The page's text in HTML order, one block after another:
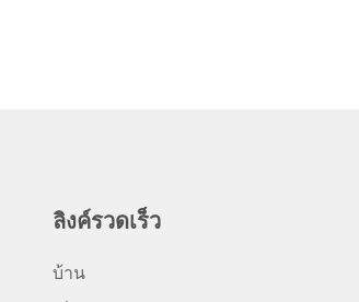
ลิงค์รวดเร็ว
บ้าน